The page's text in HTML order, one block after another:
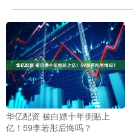
华亿配资 被白嫖十年倒贴上
亿！59李若彤后悔吗？